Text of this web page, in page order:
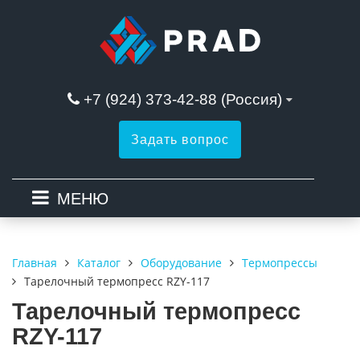
+7 (924) 373-42-88 (Россия)
Задать вопрос
МЕНЮ
Главная Каталог Оборудование
Термопрессы
Тарелочный термопресс RZY-117
Тарелочный термопресс
RZY-117